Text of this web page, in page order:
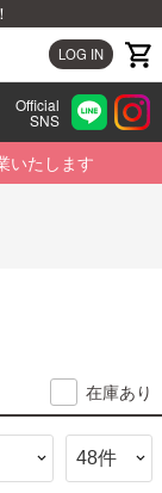
LOG IN
Official
SNS
いたします
在庫あり